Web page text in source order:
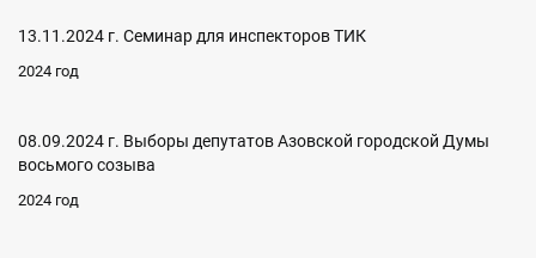
13.11.2024 г. Семинар для инспекторов ТИК
2024 год
08.09.2024 г. Выборы депутатов Азовской городской Думы
восьмого созыва
2024 год